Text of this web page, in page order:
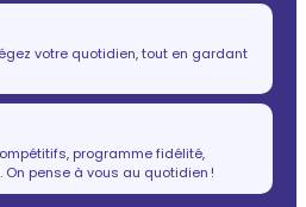
votre quotidien, tout en gardant
programme fidélité,
pense à vous au quotidien !